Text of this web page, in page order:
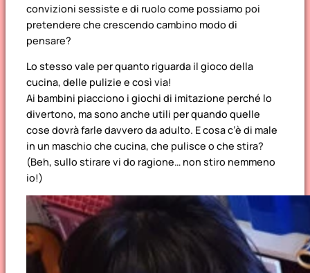
convizioni sessiste e di ruolo come possiamo poi
pretendere che crescendo cambino modo di
pensare?
Lo stesso vale per quanto riguarda il gioco della
cucina, delle pulizie e così via!
Ai bambini piacciono i giochi di imitazione perché lo
divertono, ma sono anche utili per quando quelle
cose dovrà farle davvero da adulto. E cosa c’è di male
in un maschio che cucina, che pulisce o che stira?
(Beh, sullo stirare vi do ragione… non stiro nemmeno
io!)